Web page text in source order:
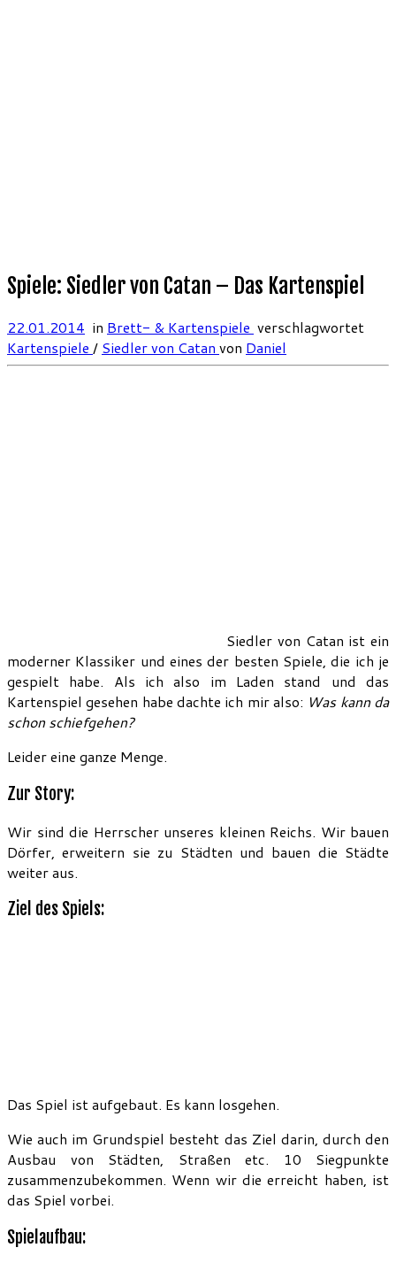
Spiele: Siedler von Catan – Das Kartenspiel
22.01.2014 in Brett- & Kartenspiele verschlagwortet
Kartenspiele / Siedler von Catan von Daniel
Siedler von Catan ist ein
moderner Klassiker und eines der besten Spiele, die ich je
gespielt habe. Als ich also im Laden stand und das
Kartenspiel gesehen habe dachte ich mir also: Was kann da
schon schiefgehen?
Leider eine ganze Menge.
Zur Story:
Wir sind die Herrscher unseres kleinen Reichs. Wir bauen
Dörfer, erweitern sie zu Städten und bauen die Städte
weiter aus.
Ziel des Spiels:
Das Spiel ist aufgebaut. Es kann losgehen.
Wie auch im Grundspiel besteht das Ziel darin, durch den
Ausbau von Städten, Straßen etc. 10 Siegpunkte
zusammenzubekommen. Wenn wir die erreicht haben, ist
das Spiel vorbei.
Spielaufbau: